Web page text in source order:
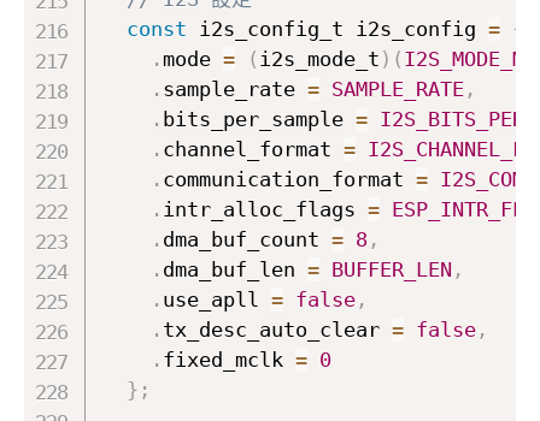
const i2s_config_t i2s_config =
{
. mode = ( i2s_mode_t ) (
. sample_rate = SAMPLE_RATE,
. bits_per_sample =
. channel_format =
. communication_format =
. intr_alloc_flags =
. dma_buf_count = 8,
. dma_buf_len = BUFFER_LEN ,
. use_apll = false,
. tx_desc_auto_clear = false,
. fixed_mclk = 0
} ;